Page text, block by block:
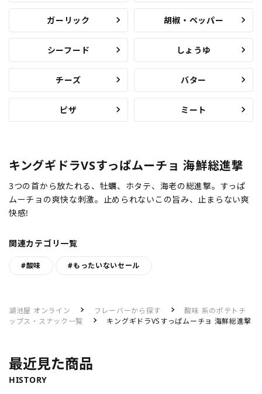
ガーリック 胡椒・ペッパー
シーフード しょうゆ
チーズ バター
ピザ ミート
キングギドラVSすっぱムーチョ 海鮮総進撃
3つの首から放たれる、牡蠣、ホタテ、海老の総進撃。すっぱ
ムーチョの爽快な刺激。止められないこの旨み、止まらない爽
快感!
関連カテゴリ一覧
#酸味 #もったいないセール
湖池屋 オンライン フレーバーから探す
酸味 系のポテトチ
ップス・スナック一覧
キングギドラVSすっぱムーチョ 海鮮総進撃
最近見た商品
HISTORY